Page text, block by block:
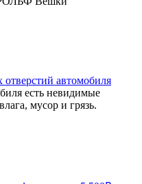
автомобиля
есть невидимые
мусор и грязь.